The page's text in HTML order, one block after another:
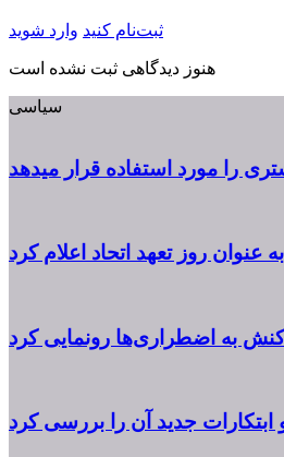
ثبت‌نام کنید وارد شوید
هنوز دیدگاهی ثبت نشده است
سیاسی
را مورد استفاده قرار میدهد
به اضطراری‌ها رونمایی کرد
جدید آن را بررسی کرد